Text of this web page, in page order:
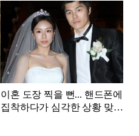
이혼 도장 찍을 뻔... 핸드폰에
집착하다가 심각한 상황 맞은